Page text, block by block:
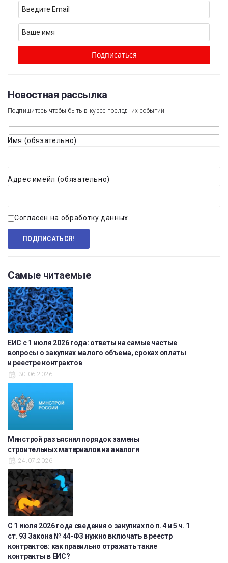
Новостная рассылка​
Подпишитесь чтобы быть в курсе последних событий
Имя (обязательно)
Адрес имейл (обязательно)
Согласен на обработку данных
Самые читаемые
ЕИС с 1 июля 2026 года: ответы на самые частые
вопросы о закупках малого объема, сроках оплаты
и реестре контрактов
30.06.2026
Минстрой разъяснил порядок замены
строительных материалов на аналоги
24.07.2026
С 1 июля 2026 года сведения о закупках по п. 4 и 5 ч. 1
ст. 93 Закона № 44-ФЗ нужно включать в реестр
контрактов: как правильно отражать такие
контракты в ЕИС?